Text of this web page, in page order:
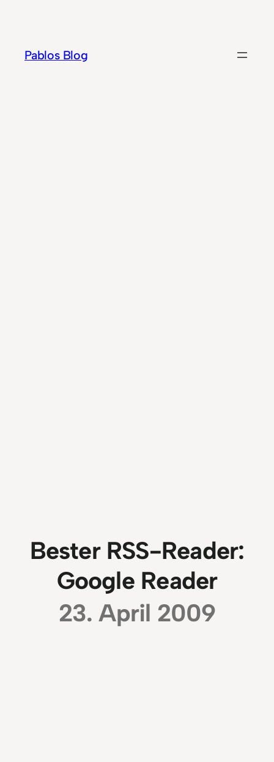
springen
Pablos Blog
Bester RSS-Reader:
Google Reader
23. April 2009